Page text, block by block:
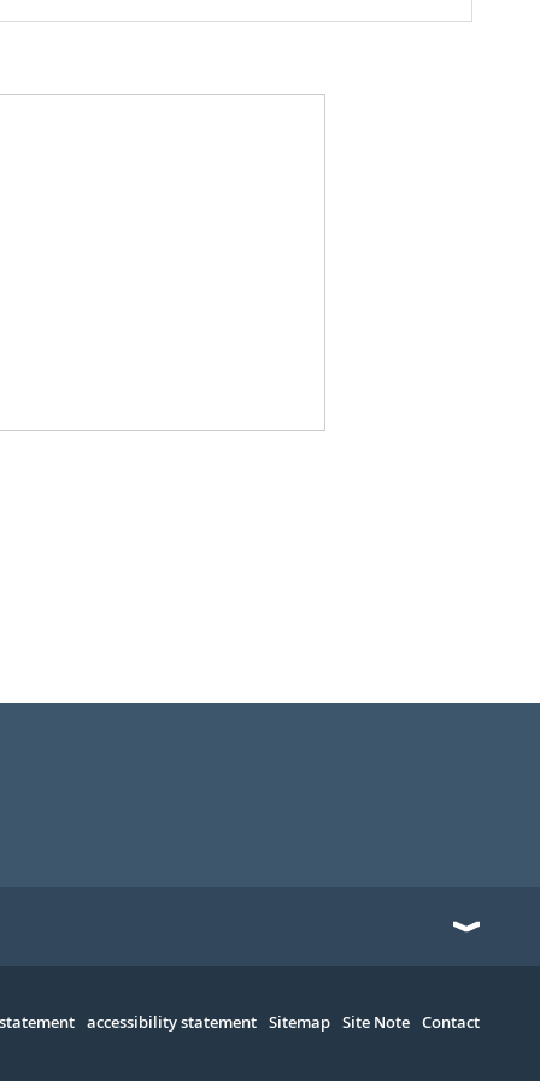
accessibility statement Sitemap Site Note Contact